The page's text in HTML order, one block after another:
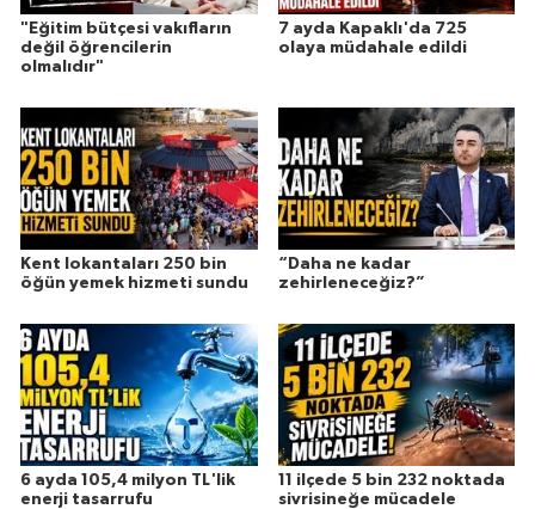
"Eğitim bütçesi vakıfların
değil öğrencilerin
olmalıdır"
7 ayda Kapaklı'da 725
olaya müdahale edildi
Kent lokantaları 250 bin
öğün yemek hizmeti sundu
“Daha ne kadar
zehirleneceğiz?”
6 ayda 105,4 milyon TL'lik
enerji tasarrufu
11 ilçede 5 bin 232 noktada
sivrisineğe mücadele